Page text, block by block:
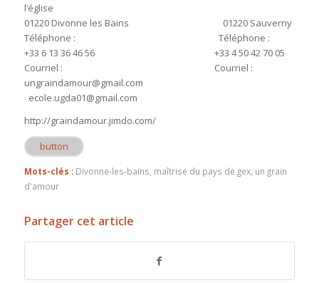
l’église
01220 Divonne les Bains 01220 Sauverny
Téléphone : Téléphone :
+33 6 13 36 46 56 +33 4 50 42 70 05
Courriel : Courriel :
ungraindamour@gmail.com
ecole.ugda01@gmail.com
http://graindamour.jimdo.com/
button
Mots-clés : Divonne-les-bains maîtrise du pays de gex, un grain
d'amour
Partager cet article